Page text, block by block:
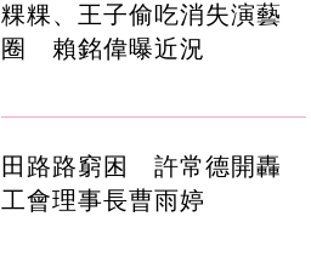
粿粿、王子偷吃消失演藝
圈 賴銘偉曝近況
田路路窮困 許常德開轟
工會理事長曹雨婷